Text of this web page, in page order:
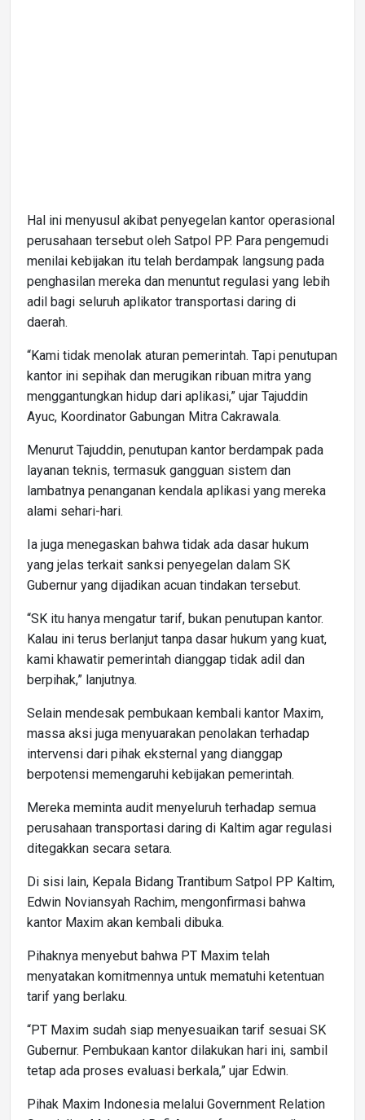
Hal ini menyusul akibat penyegelan kantor operasional
perusahaan tersebut oleh Satpol PP. Para pengemudi
menilai kebijakan itu telah berdampak langsung pada
penghasilan mereka dan menuntut regulasi yang lebih
adil bagi seluruh aplikator transportasi daring di
daerah.
“Kami tidak menolak aturan pemerintah. Tapi penutupan
kantor ini sepihak dan merugikan ribuan mitra yang
menggantungkan hidup dari aplikasi,” ujar Tajuddin
Ayuc, Koordinator Gabungan Mitra Cakrawala.
Menurut Tajuddin, penutupan kantor berdampak pada
layanan teknis, termasuk gangguan sistem dan
lambatnya penanganan kendala aplikasi yang mereka
alami sehari-hari.
Ia juga menegaskan bahwa tidak ada dasar hukum
yang jelas terkait sanksi penyegelan dalam SK
Gubernur yang dijadikan acuan tindakan tersebut.
“SK itu hanya mengatur tarif, bukan penutupan kantor.
Kalau ini terus berlanjut tanpa dasar hukum yang kuat,
kami khawatir pemerintah dianggap tidak adil dan
berpihak,” lanjutnya.
Selain mendesak pembukaan kembali kantor Maxim,
massa aksi juga menyuarakan penolakan terhadap
intervensi dari pihak eksternal yang dianggap
berpotensi memengaruhi kebijakan pemerintah.
Mereka meminta audit menyeluruh terhadap semua
perusahaan transportasi daring di Kaltim agar regulasi
ditegakkan secara setara.
Di sisi lain, Kepala Bidang Trantibum Satpol PP Kaltim,
Edwin Noviansyah Rachim, mengonfirmasi bahwa
kantor Maxim akan kembali dibuka.
Pihaknya menyebut bahwa PT Maxim telah
menyatakan komitmennya untuk mematuhi ketentuan
tarif yang berlaku.
“PT Maxim sudah siap menyesuaikan tarif sesuai SK
Gubernur. Pembukaan kantor dilakukan hari ini, sambil
tetap ada proses evaluasi berkala,” ujar Edwin.
Pihak Maxim Indonesia melalui Government Relation